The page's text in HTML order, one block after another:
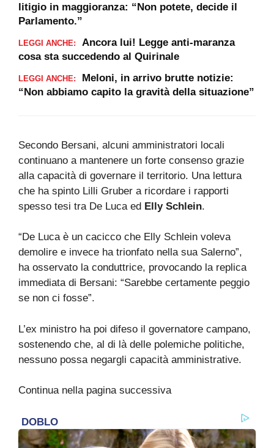
litigio in maggioranza: “Non potete, decide il
Parlamento.”
LEGGI ANCHE:
Ancora lui! Legge anti-maranza
cosa sta succedendo al Quirinale
LEGGI ANCHE:
Meloni, in arrivo brutte notizie:
“Non abbiamo capito la gravità della situazione”
Secondo Bersani, alcuni amministratori locali
continuano a mantenere un forte consenso grazie
alla capacità di governare il territorio. Una lettura
che ha spinto Lilli Gruber a ricordare i rapporti
spesso tesi tra De Luca ed Elly Schlein.
“De Luca è un cacicco che Elly Schlein voleva
demolire e invece ha trionfato nella sua Salerno”,
ha osservato la conduttrice, provocando la replica
immediata di Bersani: “Sarebbe certamente peggio
se non ci fosse”.
L’ex ministro ha poi difeso il governatore campano,
sostenendo che, al di là delle polemiche politiche,
nessuno possa negargli capacità amministrative.
Continua nella pagina successiva